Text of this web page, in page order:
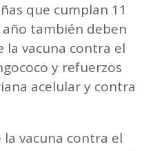
que cumplan 11
también deben
la vacuna contra el
y refuerzos
acelular y contra
vacuna contra el